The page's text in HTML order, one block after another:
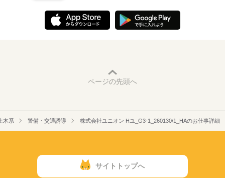
ページの先頭へ
木系 警備・交通誘導 株式会社ユニオン Hユ_G3-1_260130/1_HAのお仕事詳細
サイトトップへ